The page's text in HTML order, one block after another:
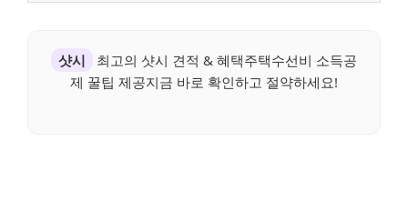
샷시
최고의 샷시 견적 & 혜택주택수선비 소득공
제 꿀팁 제공지금 바로 확인하고 절약하세요!